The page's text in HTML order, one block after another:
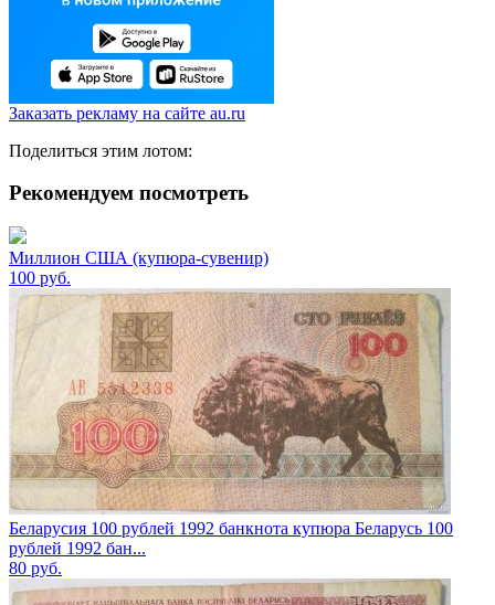
Заказать рекламу на сайте au.ru
Поделиться этим лотом:
Рекомендуем посмотреть
Миллион США (купюра-сувенир)
100 руб.
Беларусия 100 рублей 1992 банкнота купюра Беларусь 100
рублей 1992 бан...
80 руб.